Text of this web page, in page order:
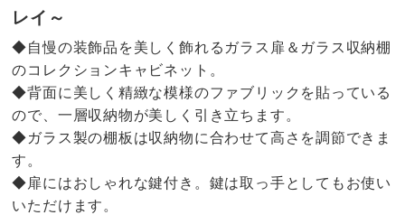
レイ～
◆自慢の装飾品を美しく飾れるガラス扉＆ガラス収納棚
のコレクションキャビネット。
◆背面に美しく精緻な模様のファブリックを貼っている
ので、一層収納物が美しく引き立ちます。
◆ガラス製の棚板は収納物に合わせて高さを調節できま
す。
◆扉にはおしゃれな鍵付き。鍵は取っ手としてもお使い
いただけます。